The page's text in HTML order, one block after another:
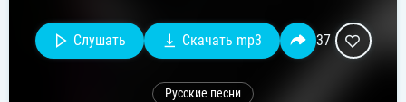
Слушать Скачать mp3 37
Русские песни